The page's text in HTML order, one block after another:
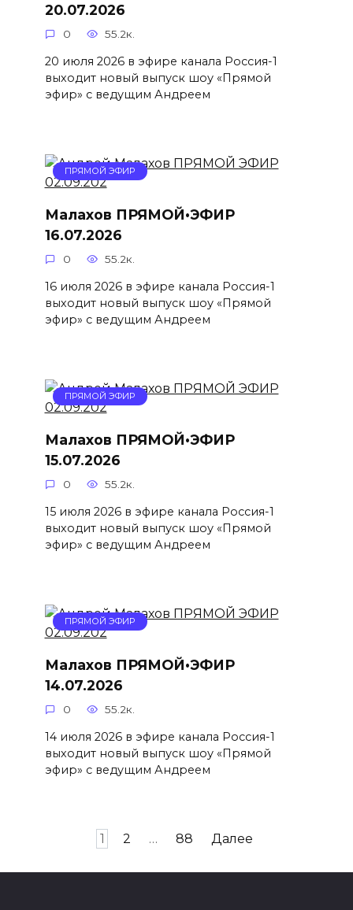
20.07.2026
0 55.2к.
20 июля 2026 в эфире канала Россия-1
выходит новый выпуск шоу «Прямой
эфир» с ведущим Андреем
ПРЯМОЙ ЭФИР
Малахов ПРЯМОЙ•ЭФИР
16.07.2026
0 55.2к.
16 июля 2026 в эфире канала Россия-1
выходит новый выпуск шоу «Прямой
эфир» с ведущим Андреем
ПРЯМОЙ ЭФИР
Малахов ПРЯМОЙ•ЭФИР
15.07.2026
0 55.2к.
15 июля 2026 в эфире канала Россия-1
выходит новый выпуск шоу «Прямой
эфир» с ведущим Андреем
ПРЯМОЙ ЭФИР
Малахов ПРЯМОЙ•ЭФИР
14.07.2026
0 55.2к.
14 июля 2026 в эфире канала Россия-1
выходит новый выпуск шоу «Прямой
эфир» с ведущим Андреем
записям
1 2 … 88 Далее